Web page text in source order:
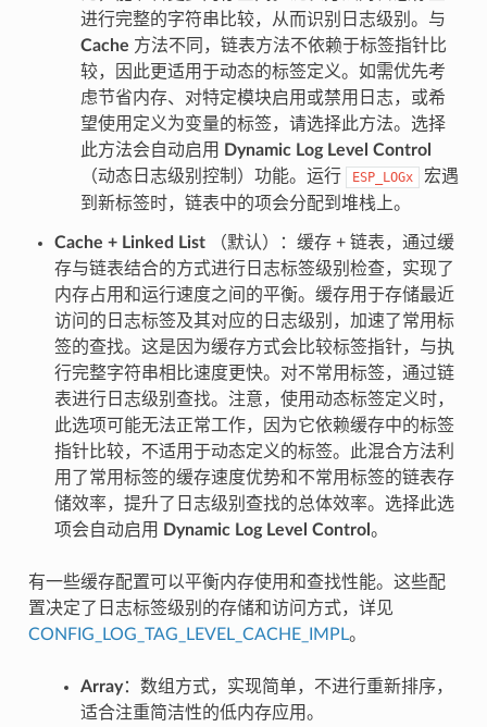
进行完整的字符串比较，从而识别日志级别。与
Cache 方法不同，链表方法不依赖于标签指针比
较，因此更适用于动态的标签定义。如需优先考
虑节省内存、对特定模块启用或禁用日志，或希
望使用定义为变量的标签，请选择此方法。选择
此方法会自动启用
Dynamic Log Level Control
（动态日志级别控制）功能。运行
ESP_LOGx
宏遇
到新标签时，链表中的项会分配到堆栈上。
Cache + Linked List（默认）：缓存 + 链表，通过缓
存与链表结合的方式进行日志标签级别检查，实现了
内存占用和运行速度之间的平衡。缓存用于存储最近
访问的日志标签及其对应的日志级别，加速了常用标
签的查找。这是因为缓存方式会比较标签指针，与执
行完整字符串相比速度更快。对不常用标签，通过链
表进行日志级别查找。注意，使用动态标签定义时，
此选项可能无法正常工作，因为它依赖缓存中的标签
指针比较，不适用于动态定义的标签。此混合方法利
用了常用标签的缓存速度优势和不常用标签的链表存
储效率，提升了日志级别查找的总体效率。选择此选
项会自动启用
Dynamic Log Level Control 。
有一些缓存配置可以平衡内存使用和查找性能。这些配
置决定了日志标签级别的存储和访问方式，详见
CONFIG_LOG_TAG_LEVEL_CACHE_IMPL。
Array：数组方式，实现简单，不进行重新排序，
适合注重简洁性的低内存应用。